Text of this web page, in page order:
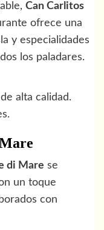
Can Carlitos
ofrece una
y especialidades
los paladares.
alta calidad.
di Mare se
un toque
con